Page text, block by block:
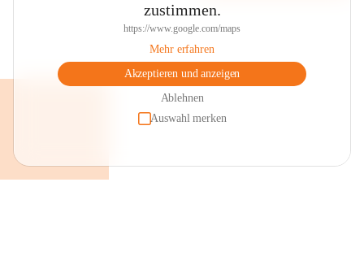
zustimmen.
https://www.google.com/maps
Mehr erfahren
Akzeptieren und anzeigen
Ablehnen
Auswahl merken